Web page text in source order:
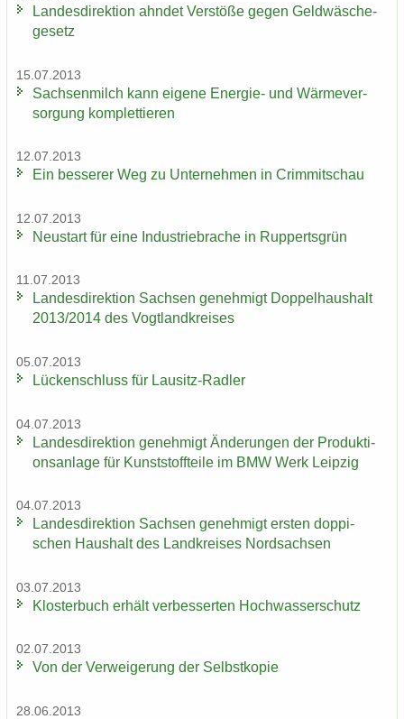
Lan­des­di­rek­ti­on ahn­det Ver­stö­ße gegen Geld­wä­sche­
ge­setz
15.07.2013
Sach­sen­milch kann ei­ge­ne Energie-​ und Wär­me­ver­
sor­gung kom­plet­tie­ren
12.07.2013
Ein bes­se­rer Weg zu Un­ter­neh­men in Crim­mit­schau
12.07.2013
Neu­start für eine In­dus­trie­bra­che in Rup­perts­grün
11.07.2013
Lan­des­di­rek­ti­on Sach­sen ge­neh­migt Dop­pel­haus­halt
2013/2014 des Vogt­land­krei­ses
05.07.2013
Lü­cken­schluss für Lausitz-​Radler
04.07.2013
Lan­des­di­rek­ti­on ge­neh­migt Än­de­run­gen der Pro­duk­ti­
ons­an­la­ge für Kunst­stoff­tei­le im BMW Werk Leip­zig
04.07.2013
Lan­des­di­rek­ti­on Sach­sen ge­neh­migt ers­ten dop­pi­
schen Haus­halt des Land­krei­ses Nord­sach­sen
03.07.2013
Klos­ter­buch er­hält ver­bes­ser­ten Hoch­was­ser­schutz
02.07.2013
Von der Ver­wei­ge­rung der Selbst­ko­pie
28.06.2013